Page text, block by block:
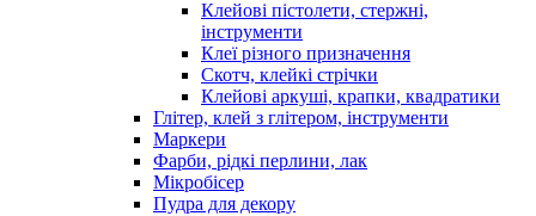
Клейові пістолети, стержні,
інструменти
Клеї різного призначення
Скотч, клейкі стрічки
Клейові аркуші, крапки, квадратики
Глітер, клей з глітером, інструменти
Маркери
Фарби, рідкі перлини, лак
Мікробісер
Пудра для декору